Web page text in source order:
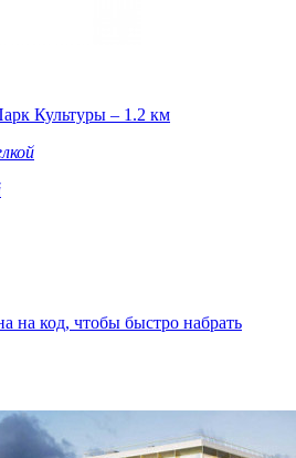
Культуры – 1.2 км
на код, чтобы быстро набрать